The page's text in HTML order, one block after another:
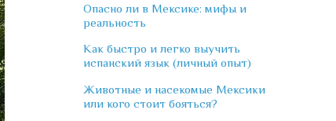
Опасно ли в Мексике: мифы и
реальность
Как быстро и легко выучить
испанский язык (личный опыт)
Животные и насекомые Мексики
или кого стоит бояться?